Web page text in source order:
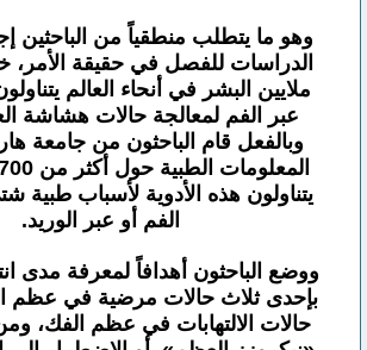
وهو ما يتطلب منطقياً من الباحثين
الدراسات للفصل في حقيقة الأمر،
ملايين البشر في أنحاء العالم
عبر الفم لمعالجة حالات هشاشة
وبالفعل قام الباحثون من جامعة
يتناولون هذه الأدوية لأسباب طبية
الفم أو عبر الوريد.
ووضع الباحثون أهدافاً لمعرفة مدى
بإحدى ثلاث حالات مرضية في عظم
حالات الالتهابات في عظم الفك،